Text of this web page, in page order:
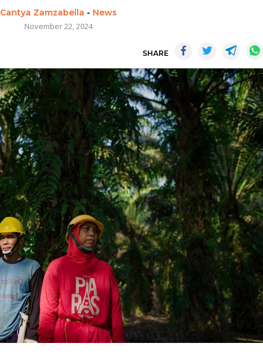
Cantya Zamzabella - News
November 22, 2024
SHARE